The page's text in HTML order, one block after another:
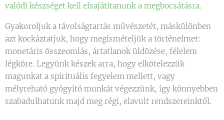
valódi készséget kell elsajátítanunk a megbocsátásra.
Gyakoroljuk a távolságtartás művészetét, máskülönben
azt kockáztatjuk, hogy megismételjük a történelmet:
monetáris összeomlás, ártatlanok üldözése, félelem
légköre. Legyünk készek arra, hogy elkötelezzük
magunkat a spirituális fegyelem mellett, vagy
mélyreható gyógyító munkát végezzünk, így könnyebben
szabadulhatunk majd meg régi, elavult rendszereinktől.